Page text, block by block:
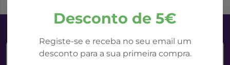
Desconto de 5€
Registe-se e receba no seu email um
desconto para a sua primeira compra.